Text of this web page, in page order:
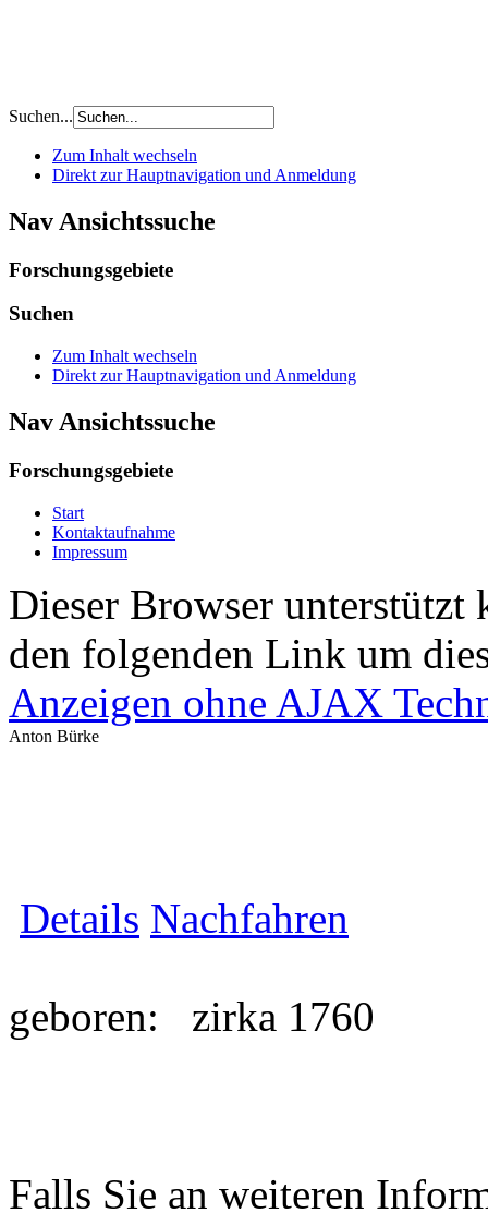
Suchen...
Zum Inhalt wechseln
Direkt zur Hauptnavigation und Anmeldung
Nav Ansichtssuche
Forschungsgebiete
Suchen
Zum Inhalt wechseln
Direkt zur Hauptnavigation und Anmeldung
Nav Ansichtssuche
Forschungsgebiete
Start
Kontaktaufnahme
Impressum
Dieser Browser
den folgenden Link um
Anzeigen ohne AJAX
Anton Bürke
Details Nachfahren
geboren: zirka 1760
Falls Sie an weiteren